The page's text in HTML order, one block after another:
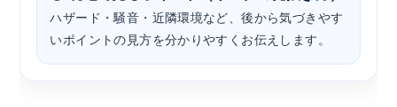
ハザード・騒音・近隣環境など、後から気づきやす
いポイントの見方を分かりやすくお伝えします。